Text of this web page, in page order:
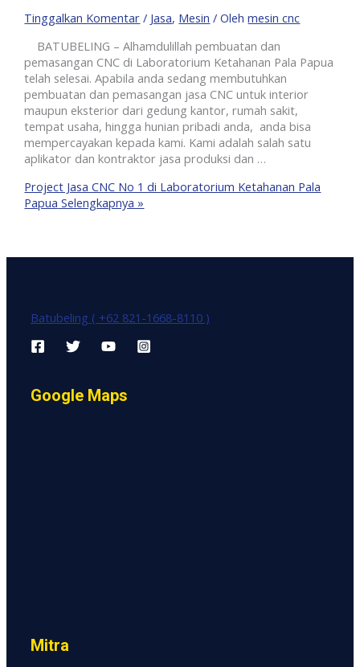
Tinggalkan Komentar / Jasa, Mesin / Olehmesin cnc
BATUBELING – Alhamdulillah pembuatan dan
pemasangan CNC di Laboratorium Ketahanan Pala Papua
telah selesai. Apabila anda sedang membutuhkan
pembuatan dan pemasangan jasa CNC untuk interior
maupun eksterior dari gedung kantor, rumah sakit,
tempat usaha, hingga hunian pribadi anda, anda bisa
mempercayakan kepada kami. Kami adalah salah satu
aplikator dan kontraktor jasa produksi dan …
Project Jasa CNC No 1 di Laboratorium Ketahanan Pala
Papua Selengkapnya »
Batubeling ( +62 821-1668-8110 )
Google Maps
Mitra